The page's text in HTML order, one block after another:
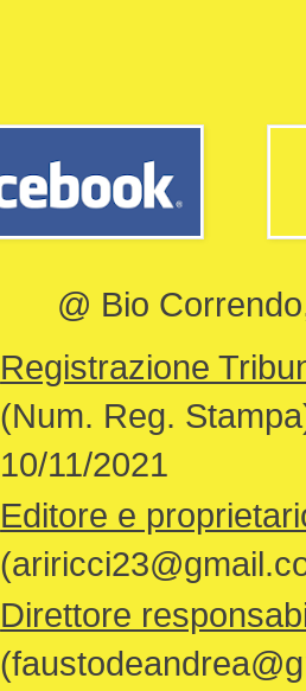
@ Bio
Registrazione
(Num. Reg.
10/11/2021
Editore e
Direttore